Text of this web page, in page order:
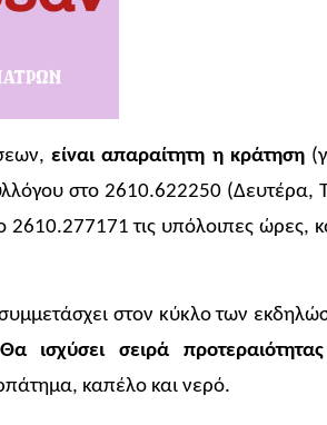
είναι απαραίτητη η κράτηση
στο 2610.622250 (Δευτέρα,
τις υπόλοιπες ώρες,
στον κύκλο των
ισχύσει σειρά προτεραιότητας
καπέλο και νερό.